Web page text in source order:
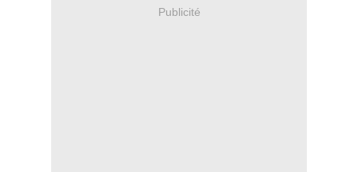
Publicité